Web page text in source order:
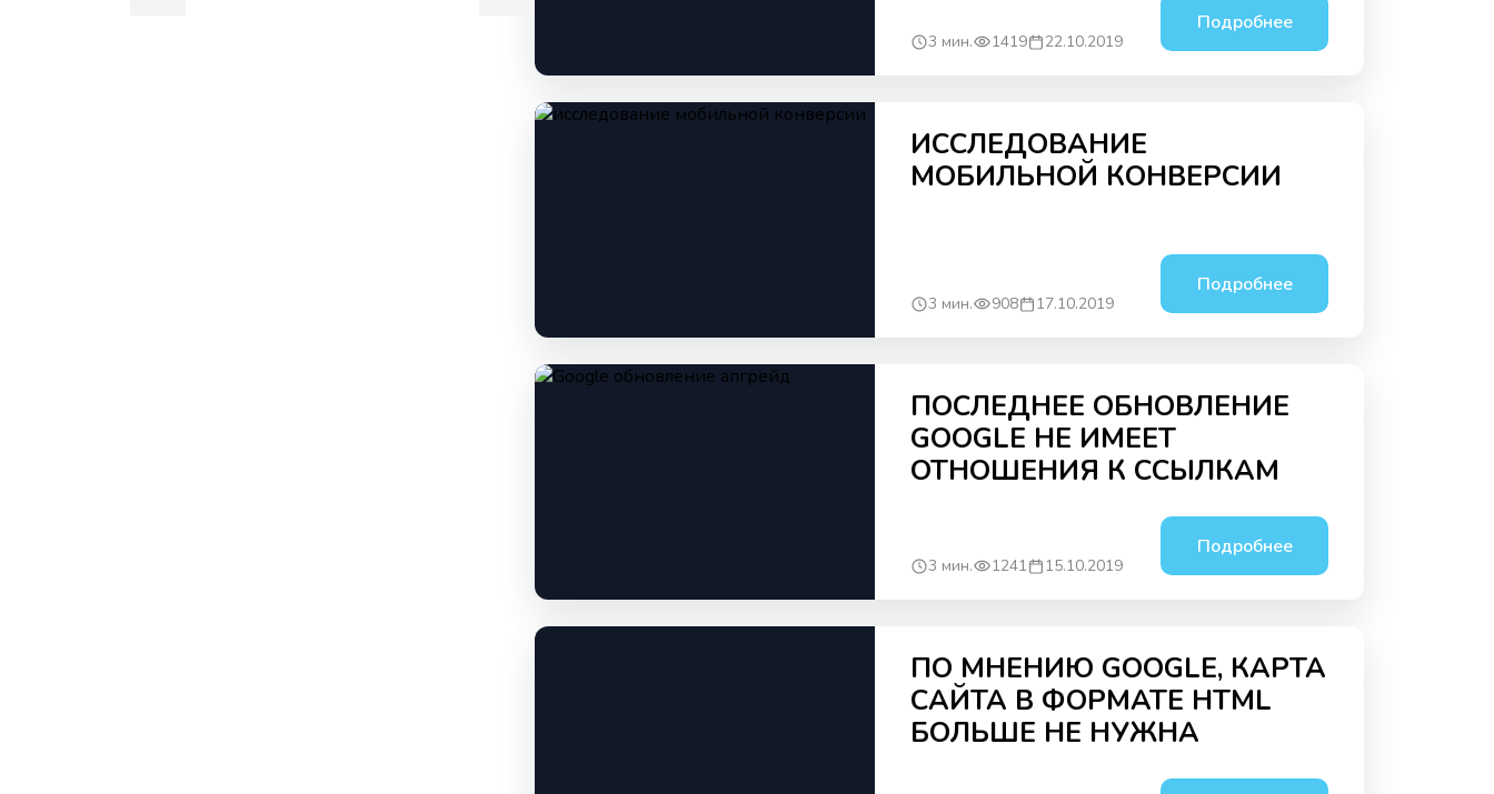
3 мин. 1419 22.10.2019
Подробнее
ИССЛЕДОВАНИЕ
МОБИЛЬНОЙ КОНВЕРСИИ
3 мин. 908 17.10.2019
Подробнее
ПОСЛЕДНЕЕ ОБНОВЛЕНИЕ
GOOGLE НЕ ИМЕЕТ
ОТНОШЕНИЯ К ССЫЛКАМ
3 мин. 1241 15.10.2019
Подробнее
ПО МНЕНИЮ GOOGLE, КАРТА
САЙТА В ФОРМАТЕ HTML
БОЛЬШЕ НЕ НУЖНА